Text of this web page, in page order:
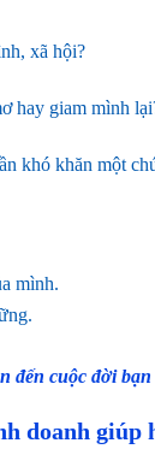
xã hội?
hay giam mình
khó khăn một
mình.
cuộc đời
doanh giúp